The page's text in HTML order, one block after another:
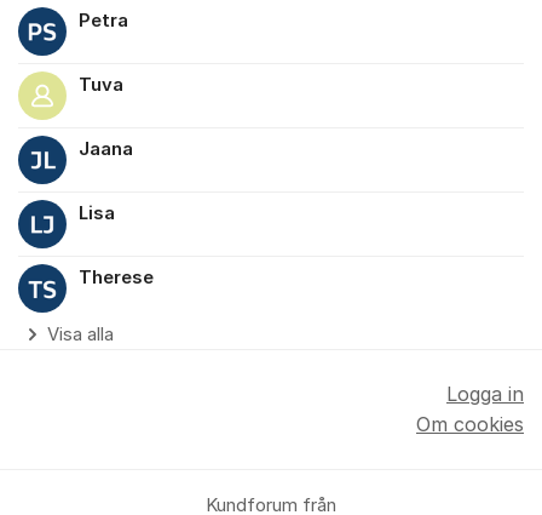
Petra
Tuva
Jaana
Lisa
Therese
Visa alla
Kundforum från
Logga in
Om cookies